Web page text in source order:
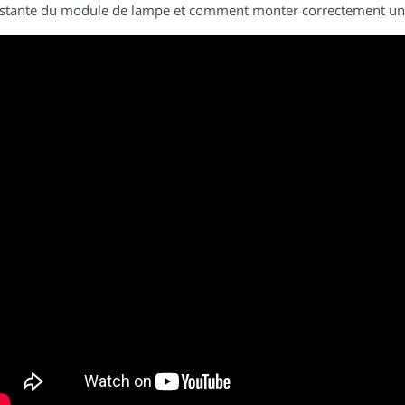
du module de lampe et comment monter correctement